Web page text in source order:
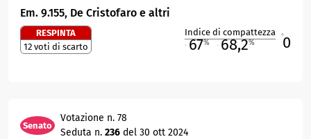
Em. 9.155, De Cristofaro e altri
RESPINTA
12 voti di scarto
Indice di compattezza
67% 68,2% 0
Senato
Votazione n. 78
Seduta n. 236 del 30 ott 2024